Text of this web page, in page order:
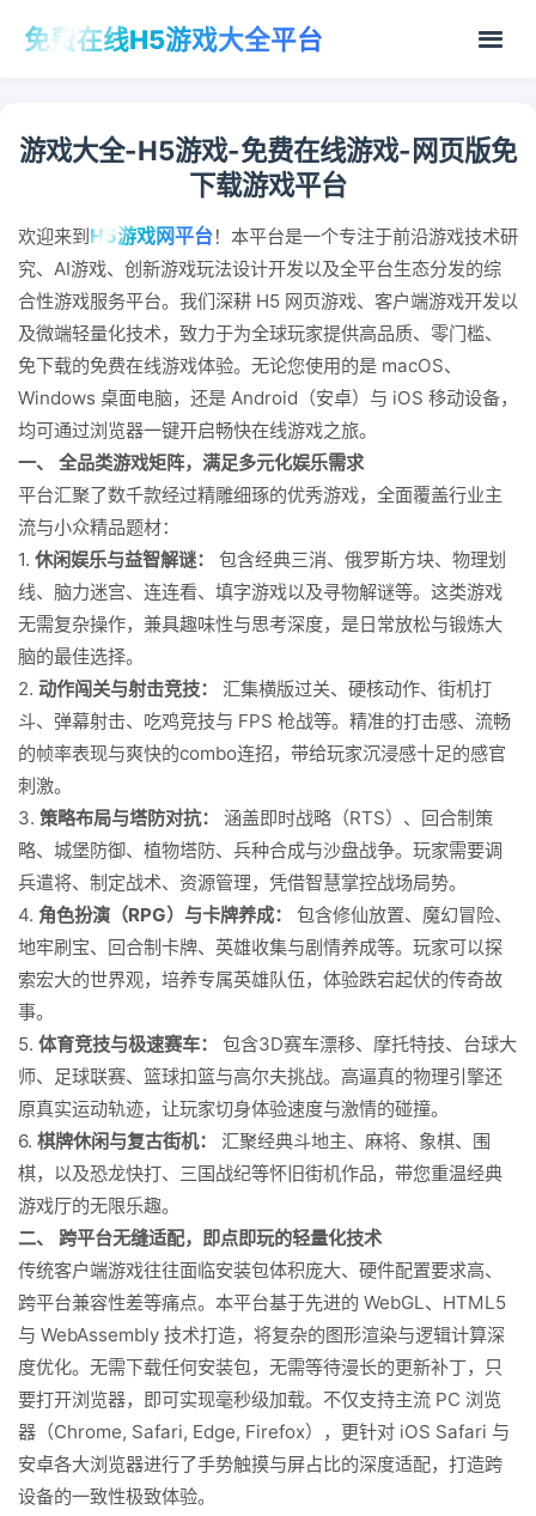
免费在线H5游戏大全平台
游戏大全-H5游戏-免费在线游戏-网页版免
下载游戏平台
欢迎来到H5游戏网平台！本平台是一个专注于前沿游戏技术研
究、AI游戏、创新游戏玩法设计开发以及全平台生态分发的综
合性游戏服务平台。我们深耕 H5 网页游戏、客户端游戏开发以
及微端轻量化技术，致力于为全球玩家提供高品质、零门槛、
免下载的免费在线游戏体验。无论您使用的是 macOS、
Windows 桌面电脑，还是 Android（安卓）与 iOS 移动设备，
均可通过浏览器一键开启畅快在线游戏之旅。
一、 全品类游戏矩阵，满足多元化娱乐需求
平台汇聚了数千款经过精雕细琢的优秀游戏，全面覆盖行业主
流与小众精品题材：
1. 休闲娱乐与益智解谜：
包含经典三消、俄罗斯方块、物理划
线、脑力迷宫、连连看、填字游戏以及寻物解谜等。这类游戏
无需复杂操作，兼具趣味性与思考深度，是日常放松与锻炼大
脑的最佳选择。
2. 动作闯关与射击竞技：
汇集横版过关、硬核动作、街机打
斗、弹幕射击、吃鸡竞技与 FPS 枪战等。精准的打击感、流畅
的帧率表现与爽快的combo连招，带给玩家沉浸感十足的感官
刺激。
3. 策略布局与塔防对抗：
涵盖即时战略（RTS）、回合制策
略、城堡防御、植物塔防、兵种合成与沙盘战争。玩家需要调
兵遣将、制定战术、资源管理，凭借智慧掌控战场局势。
4. 角色扮演（RPG）与卡牌养成：
包含修仙放置、魔幻冒险、
地牢刷宝、回合制卡牌、英雄收集与剧情养成等。玩家可以探
索宏大的世界观，培养专属英雄队伍，体验跌宕起伏的传奇故
事。
5. 体育竞技与极速赛车：
包含3D赛车漂移、摩托特技、台球大
师、足球联赛、篮球扣篮与高尔夫挑战。高逼真的物理引擎还
原真实运动轨迹，让玩家切身体验速度与激情的碰撞。
6. 棋牌休闲与复古街机：
汇聚经典斗地主、麻将、象棋、围
棋，以及恐龙快打、三国战纪等怀旧街机作品，带您重温经典
游戏厅的无限乐趣。
二、 跨平台无缝适配，即点即玩的轻量化技术
传统客户端游戏往往面临安装包体积庞大、硬件配置要求高、
跨平台兼容性差等痛点。本平台基于先进的 WebGL、HTML5
与 WebAssembly 技术打造，将复杂的图形渲染与逻辑计算深
度优化。无需下载任何安装包，无需等待漫长的更新补丁，只
要打开浏览器，即可实现毫秒级加载。不仅支持主流 PC 浏览
器（Chrome, Safari, Edge, Firefox），更针对 iOS Safari 与
安卓各大浏览器进行了手势触摸与屏占比的深度适配，打造跨
设备的一致性极致体验。